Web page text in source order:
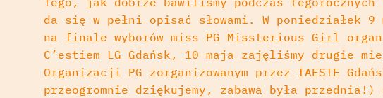
da się w pełni opisać słowami. W poniedziałek 9
na finale wyborów miss PG Missterious Girl
C’estiem LG Gdańsk, 10 maja zajęliśmy drugie
Organizacji PG zorganizowanym przez IAESTE
przeogromnie dziękujemy, zabawa była